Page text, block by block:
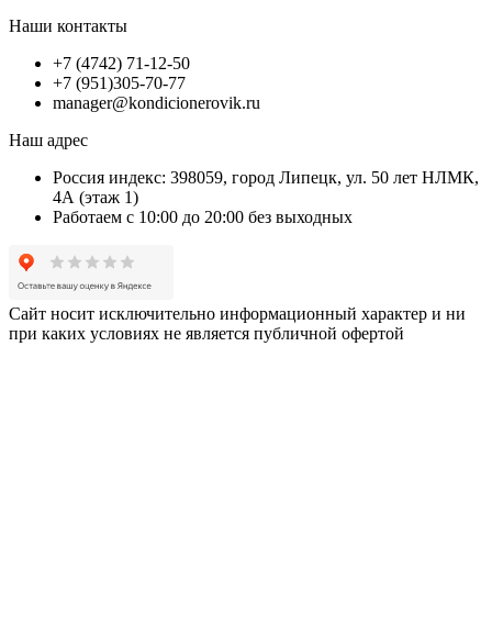
Наши контакты
+7 (4742) 71-12-50
+7 (951)305-70-77
manager@kondicionerovik.ru
Наш адрес
Россия индекс: 398059, город Липецк, ул. 50 лет НЛМК,
4А (этаж 1)
Работаем с 10:00 до 20:00 без выходных
Сайт носит исключительно информационный характер и ни
при каких условиях не является публичной офертой